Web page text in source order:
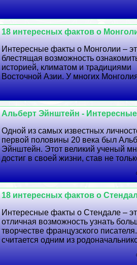
18 интересных фактов о
Интересные факты о Монголии –
блестящая возможность
историей, климатом и традициями
Восточной Азии. У многих
Альберт Эйнштейн -
Одной из самых известных
первой половины 20 века был
Эйнштейн. Этот великий ученый
достиг в своей жизни, став не
18 интересных фактов о
Интересные факты о Стендале –
отличная возможность узнать
творчестве французского
считается одним из